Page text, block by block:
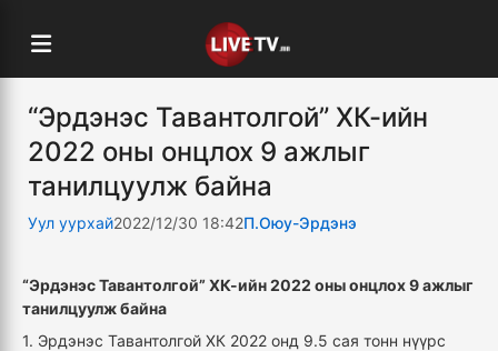
“Эрдэнэс Тавантолгой” ХК-ийн
2022 оны онцлох 9 ажлыг
танилцуулж байна
Уул уурхай2022/12/30 18:42П.Оюу-Эрдэнэ
“Эрдэнэс Тавантолгой” ХК-ийн 2022 оны онцлох 9 ажлыг
танилцуулж байна
1. Эрдэнэс Тавантолгой ХК 2022 онд 9.5 сая тонн нүүрс